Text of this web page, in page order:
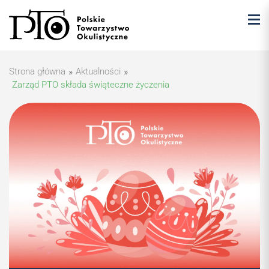
Strona główna » Aktualności »
Zarząd PTO składa świąteczne życzenia